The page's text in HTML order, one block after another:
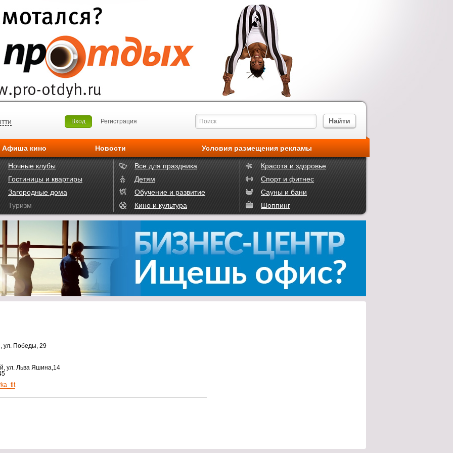
Вход Регистрация
Афиша кино Новости Условия размещения рекламы
Ночные клубы Все для праздника
Красота и здоровье
Гостиницы и квартиры
Детям
Спорт и фитнес
Загородные дома
Обучение и развитие
Сауны и бани
Туризм
Кино и культура Шоппинг
ул. Победы, 29
ул. Льва Яшина,14